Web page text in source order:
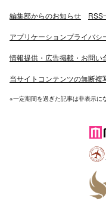
編集部からのお知らせ RSS
アプリケーションプライバシ
情報提供・広告掲載・お問い
当サイトコンテンツの無断
※一定期間を過ぎた記事は非表示に